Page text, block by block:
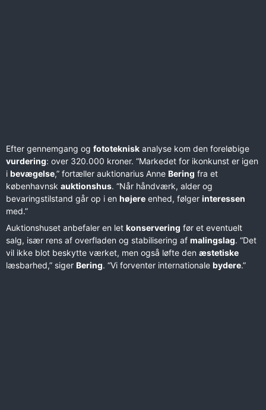
Efter gennemgang og fototeknisk analyse kom den foreløbige
vurdering: over 320.000 kroner. “Markedet for ikonkunst er igen
i bevægelse,” fortæller auktionarius Anne Bering fra et
københavnsk auktionshus. “Når håndværk, alder og
bevaringstilstand går op i en højere enhed, følger interessen
med.”
Auktionshuset anbefaler en let konservering før et eventuelt
salg, især rens af overfladen og stabilisering af malingslag. “Det
vil ikke blot beskytte værket, men også løfte den æstetiske
læsbarhed,” siger Bering. “Vi forventer internationale bydere.”